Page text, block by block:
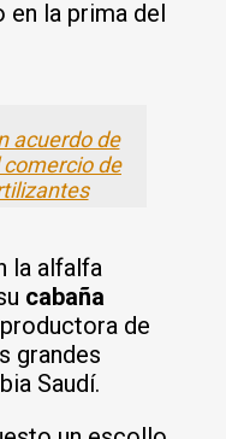
la prima del
acuerdo de
de
la alfalfa
cabaña
de
grandes
Saudí.